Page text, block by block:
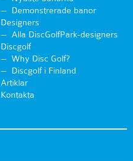
Demonstrerade banor
Designers
Alla DiscGolfPark-designers
Discgolf
Why Disc Golf?
Discgolf i Finland
Artiklar
Kontakta